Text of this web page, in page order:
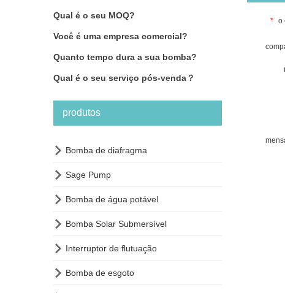
* o
Qual é o seu MOQ?
Você é uma empresa comercial?
Quanto tempo dura a sua bomba?
Qual é o seu serviço pós-venda？
produtos
 Bomba de diafragma
 Sage Pump
 Bomba de água potável
 Bomba Solar Submersível
 Interruptor de flutuação
 Bomba de esgoto